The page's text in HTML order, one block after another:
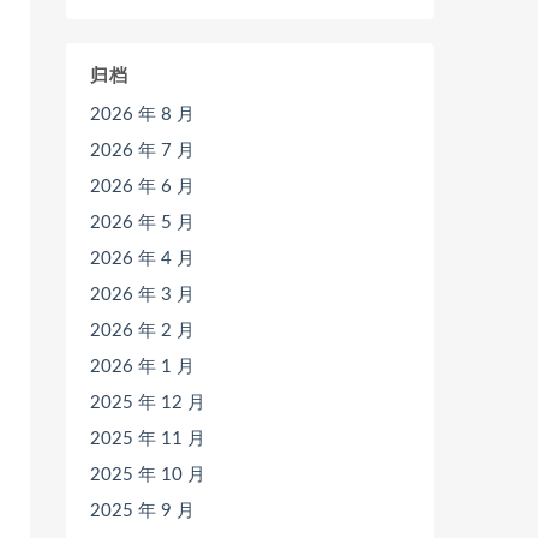
归档
2026 年 8 月
2026 年 7 月
2026 年 6 月
2026 年 5 月
2026 年 4 月
2026 年 3 月
2026 年 2 月
2026 年 1 月
2025 年 12 月
2025 年 11 月
2025 年 10 月
2025 年 9 月